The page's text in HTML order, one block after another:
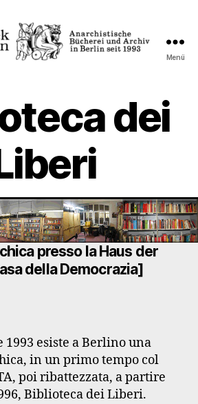
Menü
dei
presso la Haus der
della Democrazia]
esiste a Berlino una
in un primo tempo col
poi ribattezzata, a partire
Biblioteca dei Liberi.